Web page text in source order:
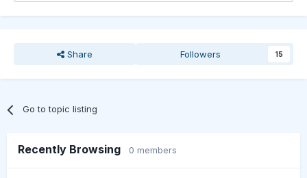
Share Followers 15
Go to topic listing
Recently Browsing 0 members